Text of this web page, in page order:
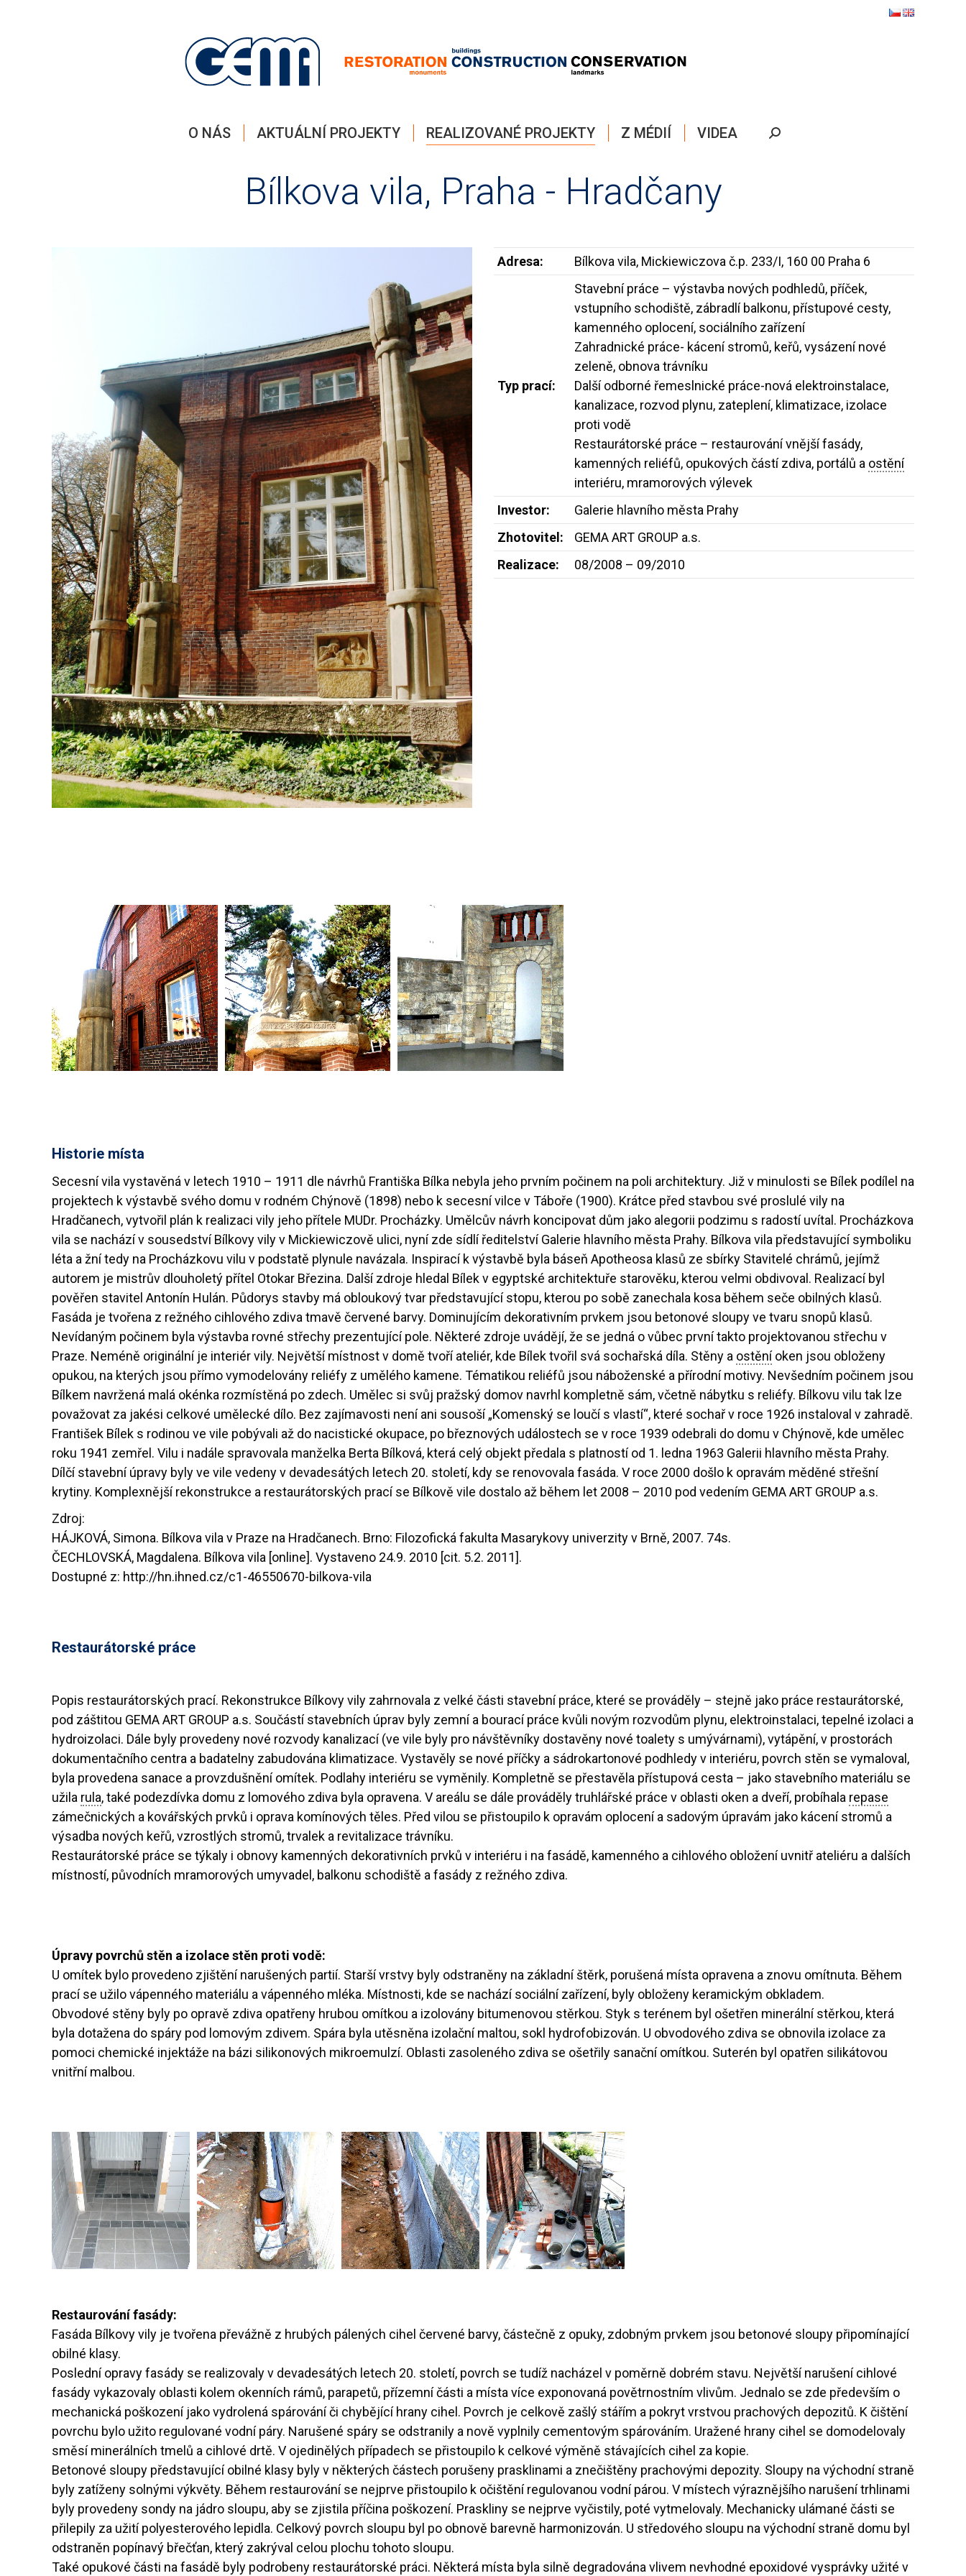
O NÁS AKTUÁLNÍ PROJEKTY REALIZOVANÉ PROJEKTY Z MÉDIÍ VIDEA Search:
Bílkova vila, Praha - Hradčany
Adresa: Bílkova vila, Mickiewiczova č.p. 233/I, 160 00 Praha 6
Typ prací:
Stavební práce – výstavba nových podhledů, příček,
vstupního schodiště, zábradlí balkonu, přístupové cesty,
kamenného oplocení, sociálního zařízení
Zahradnické práce- kácení stromů, keřů, vysázení nové
zeleně, obnova trávníku
Další odborné řemeslnické práce-nová elektroinstalace,
kanalizace, rozvod plynu, zateplení, klimatizace, izolace
proti vodě
Restaurátorské práce – restaurování vnější fasády,
kamenných reliéfů, opukových částí zdiva, portálů a ostění
interiéru, mramorových výlevek
Investor:
Galerie hlavního města Prahy
Zhotovitel:
GEMA ART GROUP a.s.
Realizace:
08/2008 – 09/2010
Historie místa
Secesní vila vystavěná v letech 1910 – 1911 dle návrhů Františka Bílka nebyla jeho prvním počinem na poli architektury. Již v minulosti se Bílek podílel na
projektech k výstavbě svého domu v rodném Chýnově (1898) nebo k secesní vilce v Táboře (1900). Krátce před stavbou své proslulé vily na
Hradčanech, vytvořil plán k realizaci vily jeho přítele MUDr. Procházky. Umělcův návrh koncipovat dům jako alegorii podzimu s radostí uvítal. Procházkova
vila se nachází v sousedství Bílkovy vily v Mickiewiczově ulici, nyní zde sídlí ředitelství Galerie hlavního města Prahy. Bílkova vila představující symboliku
léta a žní tedy na Procházkovu vilu v podstatě plynule navázala. Inspirací k výstavbě byla báseň Apotheosa klasů ze sbírky Stavitelé chrámů, jejímž
autorem je mistrův dlouholetý přítel Otokar Březina. Další zdroje hledal Bílek v egyptské architektuře starověku, kterou velmi obdivoval. Realizací byl
pověřen stavitel Antonín Hulán. Půdorys stavby má obloukový tvar představující stopu, kterou po sobě zanechala kosa během seče obilných klasů.
Fasáda je tvořena z režného cihlového zdiva tmavě červené barvy. Dominujícím dekorativním prvkem jsou betonové sloupy ve tvaru snopů klasů.
Nevídaným počinem byla výstavba rovné střechy prezentující pole. Některé zdroje uvádějí, že se jedná o vůbec první takto projektovanou střechu v
Praze. Neméně originální je interiér vily. Největší místnost v domě tvoří ateliér, kde Bílek tvořil svá sochařská díla. Stěny a ostěníoken jsou obloženy
opukou, na kterých jsou přímo vymodelovány reliéfy z umělého kamene. Tématikou reliéfů jsou náboženské a přírodní motivy. Nevšedním počinem jsou
Bílkem navržená malá okénka rozmístěná po zdech. Umělec si svůj pražský domov navrhl kompletně sám, včetně nábytku s reliéfy. Bílkovu vilu tak lze
považovat za jakési celkové umělecké dílo. Bez zajímavosti není ani sousoší „Komenský se loučí s vlastí“, které sochař v roce 1926 instaloval v zahradě.
František Bílek s rodinou ve vile pobývali až do nacistické okupace, po březnových událostech se v roce 1939 odebrali do domu v Chýnově, kde umělec
roku 1941 zemřel. Vilu i nadále spravovala manželka Berta Bílková, která celý objekt předala s platností od 1. ledna 1963 Galerii hlavního města Prahy.
Dílčí stavební úpravy byly ve vile vedeny v devadesátých letech 20. století, kdy se renovovala fasáda. V roce 2000 došlo k opravám měděné střešní
krytiny. Komplexnější rekonstrukce a restaurátorských prací se Bílkově vile dostalo až během let 2008 – 2010 pod vedením GEMA ART GROUP a.s.
Zdroj:
HÁJKOVÁ, Simona. Bílkova vila v Praze na Hradčanech. Brno: Filozofická fakulta Masarykovy univerzity v Brně, 2007. 74s.
ČECHLOVSKÁ, Magdalena. Bílkova vila [online]. Vystaveno 24.9. 2010 [cit. 5.2. 2011].
Dostupné z: http://hn.ihned.cz/c1-46550670-bilkova-vila
Restaurátorské práce
Popis restaurátorských prací. Rekonstrukce Bílkovy vily zahrnovala z velké části stavební práce, které se prováděly – stejně jako práce restaurátorské,
pod záštitou GEMA ART GROUP a.s. Součástí stavebních úprav byly zemní a bourací práce kvůli novým rozvodům plynu, elektroinstalaci, tepelné izolaci a
hydroizolaci. Dále byly provedeny nové rozvody kanalizací (ve vile byly pro návštěvníky dostavěny nové toalety s umývárnami), vytápění, v prostorách
dokumentačního centra a badatelny zabudována klimatizace. Vystavěly se nové příčky a sádrokartonové podhledy v interiéru, povrch stěn se vymaloval,
byla provedena sanace a provzdušnění omítek. Podlahy interiéru se vyměnily. Kompletně se přestavěla přístupová cesta – jako stavebního materiálu se
užila rula, také podezdívka domu z lomového zdiva byla opravena. V areálu se dále prováděly truhlářské práce v oblasti oken a dveří, probíhala repase
zámečnických a kovářských prvků i oprava komínových těles. Před vilou se přistoupilo k opravám oplocení a sadovým úpravám jako kácení stromů a
výsadba nových keřů, vzrostlých stromů, trvalek a revitalizace trávníku.
Restaurátorské práce se týkaly i obnovy kamenných dekorativních prvků v interiéru i na fasádě, kamenného a cihlového obložení uvnitř ateliéru a dalších
místností, původních mramorových umyvadel, balkonu schodiště a fasády z režného zdiva.
Úpravy povrchů stěn a izolace stěn proti vodě:
U omítek bylo provedeno zjištění narušených partií. Starší vrstvy byly odstraněny na základní štěrk, porušená místa opravena a znovu omítnuta. Během
prací se užilo vápenného materiálu a vápenného mléka. Místnosti, kde se nachází sociální zařízení, byly obloženy keramickým obkladem.
Obvodové stěny byly po opravě zdiva opatřeny hrubou omítkou a izolovány bitumenovou stěrkou. Styk s terénem byl ošetřen minerální stěrkou, která
byla dotažena do spáry pod lomovým zdivem. Spára byla utěsněna izolační maltou, sokl hydrofobizován. U obvodového zdiva se obnovila izolace za
pomoci chemické injektáže na bázi silikonových mikroemulzí. Oblasti zasoleného zdiva se ošetřily sanační omítkou. Suterén byl opatřen silikátovou
vnitřní malbou.
Restaurování fasády:
Fasáda Bílkovy vily je tvořena převážně z hrubých pálených cihel červené barvy, částečně z opuky, zdobným prvkem jsou betonové sloupy připomínající
obilné klasy.
Poslední opravy fasády se realizovaly v devadesátých letech 20. století, povrch se tudíž nacházel v poměrně dobrém stavu. Největší narušení cihlové
fasády vykazovaly oblasti kolem okenních rámů, parapetů, přízemní části a místa více exponovaná povětrnostním vlivům. Jednalo se zde především o
mechanická poškození jako vydrolená spárování či chybějící hrany cihel. Povrch je celkově zašlý stářím a pokryt vrstvou prachových depozitů. K čištění
povrchu bylo užito regulované vodní páry. Narušené spáry se odstranily a nově vyplnily cementovým spárováním. Uražené hrany cihel se domodelovaly
směsí minerálních tmelů a cihlové drtě. V ojedinělých případech se přistoupilo k celkové výměně stávajících cihel za kopie.
Betonové sloupy představující obilné klasy byly v některých částech porušeny prasklinami a znečištěny prachovými depozity. Sloupy na východní straně
byly zatíženy solnými výkvěty. Během restaurování se nejprve přistoupilo k očištění regulovanou vodní párou. V místech výraznějšího narušení trhlinami
byly provedeny sondy na jádro sloupu, aby se zjistila příčina poškození. Praskliny se nejprve vyčistily, poté vytmelovaly. Mechanicky ulámané části se
přilepily za užití polyesterového lepidla. Celkový povrch sloupu byl po obnově barevně harmonizován. U středového sloupu na východní straně domu byl
odstraněn popínavý břečťan, který zakrýval celou plochu tohoto sloupu.
Také opukové části na fasádě byly podrobeny restaurátorské práci. Některá místa byla silně degradována vlivem nevhodné epoxidové vysprávky užité v